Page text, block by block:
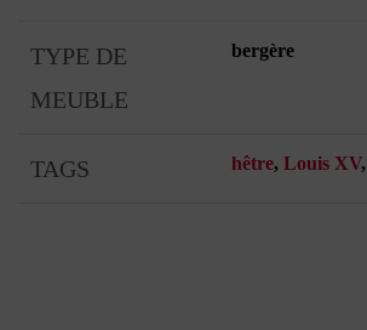
TYPE DE
MEUBLE
bergère
TAGS hêtre, Louis XV,